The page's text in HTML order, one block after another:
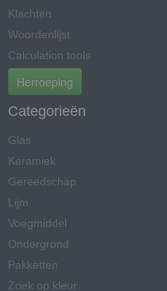
Klachten
Woordenlijst
Calculation tools
Herroeping
Categorieën
Glas
Keramiek
Gereedschap
Lijm
Voegmiddel
Ondergrond
Pakketten
Zoek op kleur